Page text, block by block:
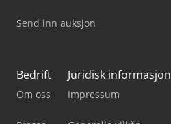
Send inn auksjon
Bedrift
Om oss
Juridisk informasjon
Impressum